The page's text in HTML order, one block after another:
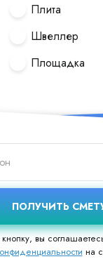
Плита
Швеллер
Площадка
вы
на